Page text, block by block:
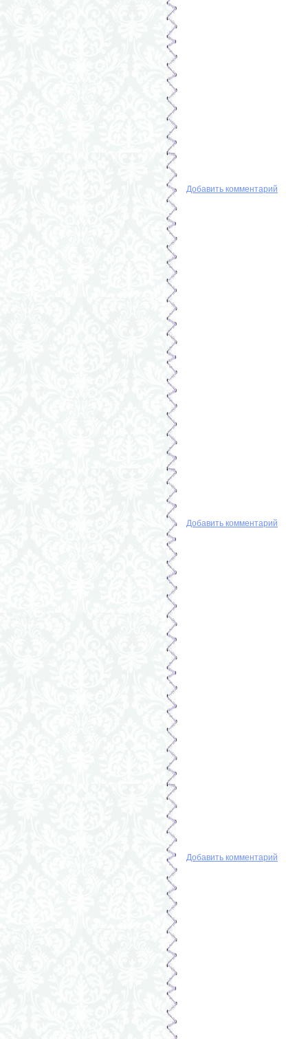
Добавить комментарий
Добавить комментарий
Добавить комментарий